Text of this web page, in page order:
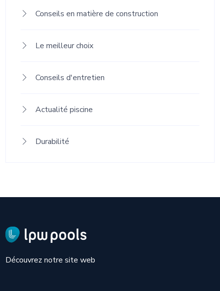
Conseils en matière de construction
Le meilleur choix
Conseils d'entretien
Actualité piscine
Durabilité
Découvrez notre site web